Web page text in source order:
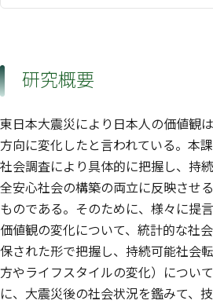
研究概要
東日本大震災により日本人の価値観
方向に変化したと言われている。本
社会調査により具体的に把握し、持
全安心社会の構築の両立に反映させ
ものである。そのために、様々に提
価値観の変化について、統計的な社
保された形で把握し、持続可能社会
方やライフスタイルの変化）につい
に、大震災後の社会状況を鑑みて、